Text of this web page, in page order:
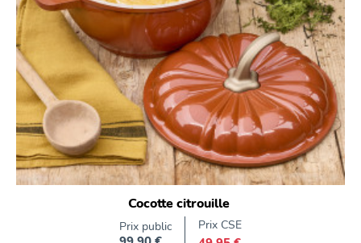
Cocotte citrouille
Prix public Prix CSE